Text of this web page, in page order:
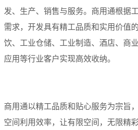
发、生产、销售与服务。商用通根据
需求，开发具有精工品质和实用价值
饮、工业仓储、工业制造、酒店、商
应用等行业客户实现高效收纳。
商用通以精工品质和贴心服务为宗旨
空间利用效率，让有限空间，无限精彩